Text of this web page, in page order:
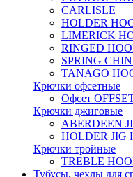
CARLISLE
HOLDER
LIMERICK
RINGED
SPRING
TANAGO
Крючки офсетные
Офсет
Крючки джиговые
ABERDEEN
HOLDER JIG
Крючки тройные
TREBLE
Тубусы, чехлы для